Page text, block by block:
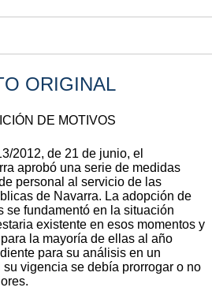
ORIGINAL
DE MOTIVOS
2012, de 21 de junio, el
aprobó una serie de medidas
personal al servicio de las
de Navarra. La adopción de
se fundamentó en la situación
existente en esos momentos y
la mayoría de ellas al año
para su análisis en un
su vigencia se debía prorrogar o no